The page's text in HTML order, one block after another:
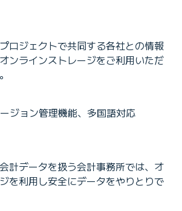
ロジェクトで共同する各社との情報
ンラインストレージをご利用いただ
ジョン管理機能、多国語対応
計データを扱う会計事務所では、オ
を利用し安全にデータをやりとりで